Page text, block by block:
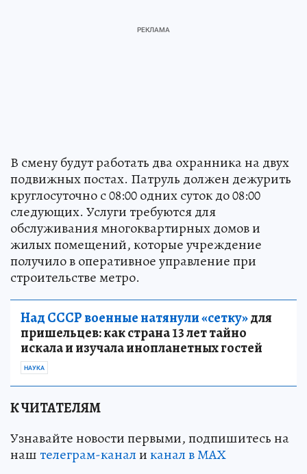
В смену будут работать два охранника на двух
подвижных постах. Патруль должен дежурить
круглосуточно с 08:00 одних суток до 08:00
следующих. Услуги требуются для
обслуживания многоквартирных домов и
жилых помещений, которые учреждение
получило в оперативное управление при
строительстве метро.
Над СССР военные натянули «сетку»для
пришельцев: как страна 13 лет тайно
искала и изучала инопланетных гостей
НАУКА
К ЧИТАТЕЛЯМ
Узнавайте новости первыми, подпишитесь на
наштелеграм-каналиканал в МАХ